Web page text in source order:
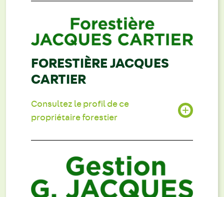
FORESTIÈRE JACQUES
CARTIER
Consultez le profil de ce
propriétaire forestier